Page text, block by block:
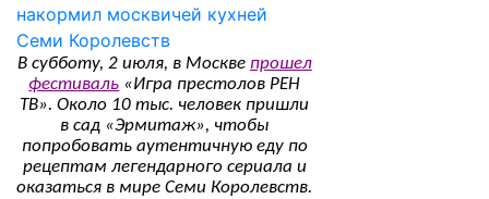
В субботу, 2 июля, в Москве прошел
фестиваль «Игра престолов РЕН
ТВ». Около 10 тыс. человек пришли
в сад «Эрмитаж», чтобы
попробовать аутентичную еду по
рецептам легендарного сериала и
оказаться в мире Семи Королевств.